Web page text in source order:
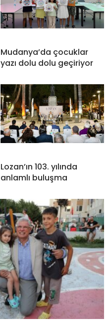
Mudanya’da çocuklar
yazı dolu dolu geçiriyor
Lozan’ın 103. yılında
anlamlı buluşma